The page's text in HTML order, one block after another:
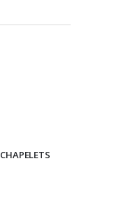
CHAPELETS